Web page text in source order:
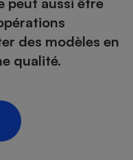
des modèles en
qualité.
- Hygiène
- Crédit
Epargne - Fiscalité
routière
technique -
détachée
Supermarché - Drive
plaque à
Comparatif hotte
climatiseur
Électricité - Gaz
barre de son
Comparatif imprimante
ordinateur
Crédit immobilier
poêle à
Comparatif radiateur
- Beauté
Maison de retraite